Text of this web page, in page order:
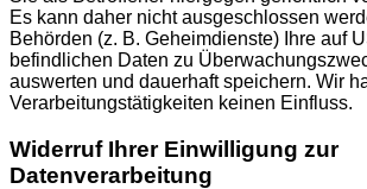
Es kann daher nicht ausgeschlossen
Behörden (z. B. Geheimdienste) Ihre auf
befindlichen Daten zu
auswerten und dauerhaft speichern. Wir
Verarbeitungstätigkeiten keinen Einfluss.
Widerruf Ihrer Einwilligung zur
Datenverarbeitung